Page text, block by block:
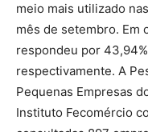
meio mais utilizado
mês de setembro. Em
respondeu por
respectivamente. A
Pequenas Empresas
Instituto Fecomércio